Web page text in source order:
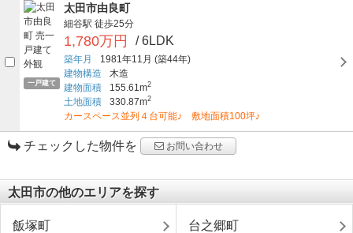
一戸建て
太田市由良町
細谷駅 徒歩25分
1,780万円 / 6LDK
築年月 1981年11月 (築44年)
建物構造
木造
建物面積
155.61m2
土地面積 330.87m2
カースペース並列４台可能♪ 敷地面積100坪♪
チェックした物件を お問い合わせ
太田市の他のエリアを探す
飯塚町 台之郷町